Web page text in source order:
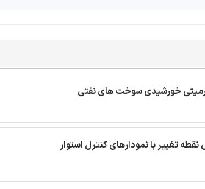
خورشیدی سوخت های نفتی
تغییر با نمودارهای کنترل استوار